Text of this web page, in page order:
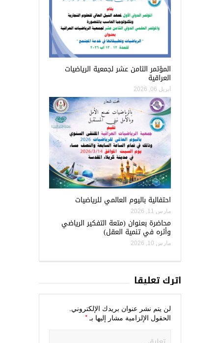
المؤتمر الثامن عشر لجمعية الرياضيات
العراقية
أبريل 06, 2026
احتفالية باليوم العالمي للرياضيات
مارس 11, 2026
محاضرة بعنوان (متعة التفكير الرياضي
وأثره في تنمية العقل)
مارس 10, 2026
اترك تعليقاً
لن يتم نشر عنوان بريدك الإلكتروني.
الحقول الإلزامية مشار إليها بـ *